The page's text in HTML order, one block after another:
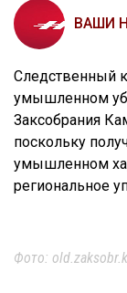
ВАШИ
Следственный
умышленном
Заксобрания
поскольку
умышленном
региональное
Фото: